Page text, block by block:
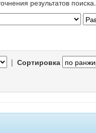
результатов поиска.
| Сортировка